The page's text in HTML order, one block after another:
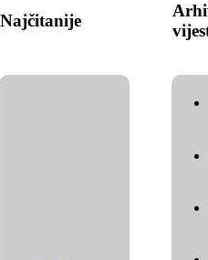
Najčitanije